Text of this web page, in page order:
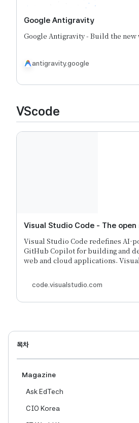
Google Antigravity
Google Antigravity - Build the new
antigravity.google
VScode
Visual Studio Code - The
editor
Visual Studio Code redefines AI-
GitHub Copilot for building and
web and cloud applications.
macOS, and Windows.
code.visualstudio.com
목차
Magazine
Ask EdTech
CIO Korea